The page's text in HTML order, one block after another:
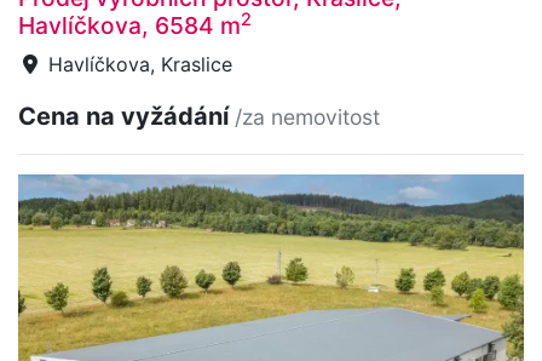
Havlíčkova, 6584 m2
Havlíčkova, Kraslice
Cena na vyžádání /za nemovitost